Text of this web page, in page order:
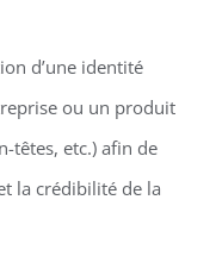
d’une identité
ou un produit
têtes, etc.) afin de
la crédibilité de la